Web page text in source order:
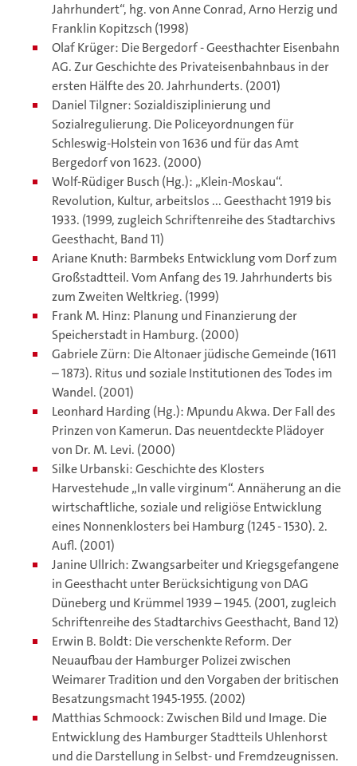
Jahrhundert“, hg. von Anne Conrad, Arno Herzig und
Franklin Kopitzsch (1998)
Olaf Krüger: Die Bergedorf - Geesthachter Eisenbahn
AG. Zur Geschichte des Privateisen­bahnbaus in der
ersten Hälfte des 20. Jahrhunderts. (2001)
Daniel Tilgner: Sozialdisziplinierung und
Sozialregulierung. Die Policeyordnungen für
Schleswig-Holstein von 1636 und für das Amt
Bergedorf von 1623. (2000)
Wolf-Rüdiger Busch (Hg.): „Klein-Moskau“.
Revolution, Kultur, arbeitslos ... Geesthacht 1919 bis
1933. (1999, zugleich Schriftenreihe des Stadtarchivs
Geesthacht, Band 11)
Ariane Knuth: Barmbeks Entwicklung vom Dorf zum
Großstadtteil. Vom Anfang des 19. Jahr­hunderts bis
zum Zweiten Weltkrieg. (1999)
Frank M. Hinz: Planung und Finanzierung der
Speicherstadt in Hamburg. (2000)
Gabriele Zürn: Die Altonaer jüdische Gemeinde (1611
– 1873). Ritus und soziale Institutionen des Todes im
Wandel. (2001)
Leonhard Harding (Hg.): Mpundu Akwa. Der Fall des
Prinzen von Kamerun. Das neuentdeckte Plädoyer
von Dr. M. Levi. (2000)
Silke Urbanski: Geschichte des Klosters
Harvestehude „In valle virginum“. Annäherung an die
wirtschaftliche, soziale und religiöse Entwicklung
eines Nonnenklosters bei Hamburg (1245 - 1530). 2.
Aufl. (2001)
Janine Ullrich: Zwangsarbeiter und Kriegsge­fangene
in Geesthacht unter Berücksichtigung von DAG
Düneberg und Krümmel 1939 – 1945. (2001, zugleich
Schriftenreihe des Stadtarchivs Geesthacht, Band 12)
Erwin B. Boldt: Die verschenkte Reform. Der
Neuaufbau der Hamburger Polizei zwischen
Weimarer Tradition und den Vorgaben der britischen
Besatzungsmacht 1945-1955. (2002)
Matthias Schmoock: Zwischen Bild und Image. Die
Entwicklung des Hamburger Stadtteils Uhlenhorst
und die Darstellung in Selbst- und Fremdzeugnissen.